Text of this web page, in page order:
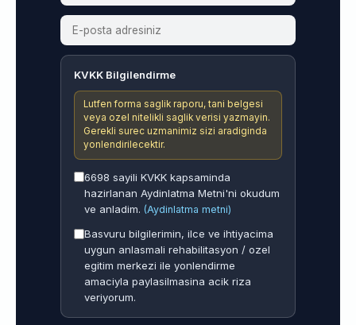
KVKK Bilgilendirme
Lutfen forma saglik raporu, tani belgesi
veya ozel nitelikli saglik verisi yazmayin.
Gerekli surec uzmanimiz sizi aradiginda
yonlendirilecektir.
6698 sayili KVKK kapsaminda
hazirlanan Aydinlatma Metni'ni okudum
ve anladim. (Aydinlatma metni)
Basvuru bilgilerimin, ilce ve ihtiyacima
uygun anlasmali rehabilitasyon / ozel
egitim merkezi ile yonlendirme
amaciyla paylasilmasina acik riza
veriyorum.